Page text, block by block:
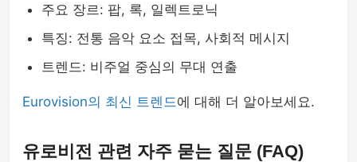
주요 장르: 팝, 록, 일렉트로닉
특징: 전통 음악 요소 접목, 사회적 메시지
트렌드: 비주얼 중심의 무대 연출
Eurovision의 최신 트렌드에 대해 더 알아보세요.
유로비전 관련 자주 묻는 질문 (FAQ)